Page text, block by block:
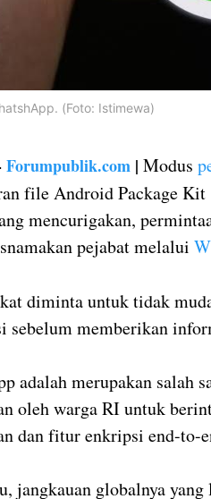
(Foto: Istimewa)
Forumpublik.com | Modus
file Android Package Kit
mencurigakan,
pejabat melalui
diminta untuk tidak
sebelum memberikan
adalah merupakan salah
oleh warga RI untuk
dan fitur enkripsi end-to-
jangkauan globalnya